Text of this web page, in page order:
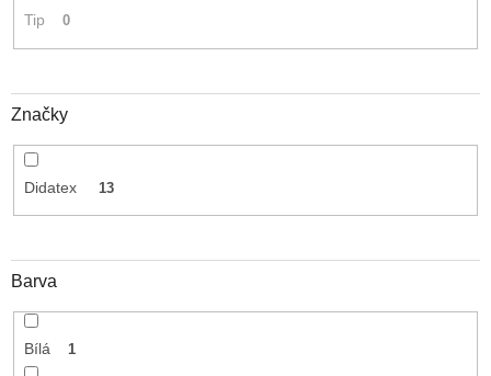
Tip 0
Značky
Didatex 13
Barva
Bílá 1